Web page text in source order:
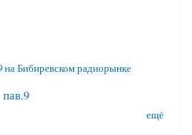
пав.9
ещё